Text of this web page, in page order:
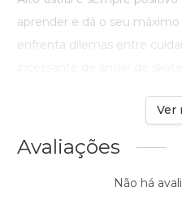
aprender e dá o seu
enfrenta dilemas entre
Ver
Avaliações
Não há